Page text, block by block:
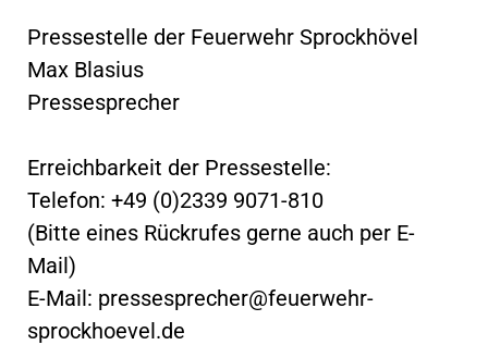
Pressestelle der Feuerwehr Sprockhövel
Max Blasius
Pressesprecher
Erreichbarkeit der Pressestelle:
Telefon: +49 (0)2339 9071-810
(Bitte eines Rückrufes gerne auch per E-
Mail)
E-Mail: pressesprecher@feuerwehr-
sprockhoevel.de